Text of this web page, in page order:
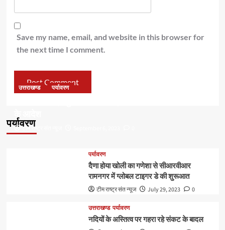
Save my name, email, and website in this browser for
the next time I comment.
पर्यावरण
उत्तराखण्ड पर्यावरण
के आदेश
टीम राष्ट्र संत न्यूज
पर्यावरण
दैणा होया खोली का गणेशा से सीआरवीआर
रामनगर में ग्लोबल टाइगर डे की शुरूआत
टीम राष्ट्र संत न्यूज July 29, 2023 0
उत्तराखण्ड पर्यावरण
नदियों के अस्तित्व पर गहरा रहे संकट के बादल